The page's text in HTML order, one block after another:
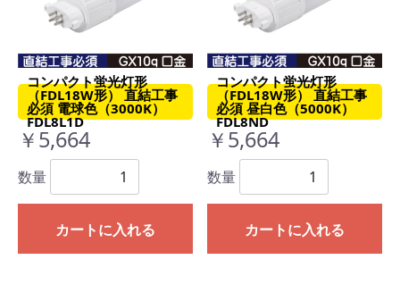
コンパクト蛍光灯形
（FDL18W形） 直結工事
必須 電球色（3000K）
FDL8L1D
￥5,664
数量
カートに入れる
コンパクト蛍光灯形
（FDL18W形） 直結工事
必須 昼白色（5000K）
FDL8ND
￥5,664
数量
カートに入れる